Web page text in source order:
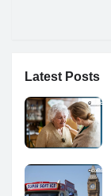
Latest Posts